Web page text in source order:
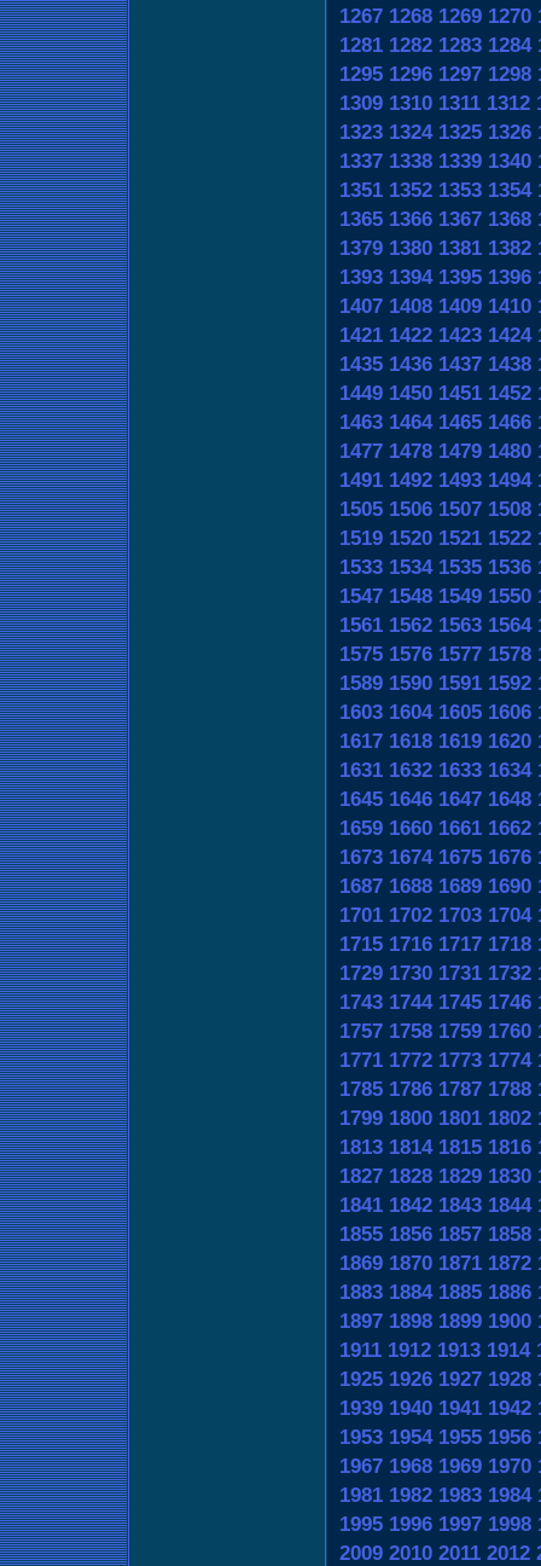
1267 1268 1269 1270
1281 1282 1283 1284
1295 1296 1297 1298
1309 1310 1311 1312
1323 1324 1325 1326
1337 1338 1339 1340
1351 1352 1353 1354
1365 1366 1367 1368
1379 1380 1381 1382
1393 1394 1395 1396
1407 1408 1409 1410
1421 1422 1423 1424
1435 1436 1437 1438
1449 1450 1451 1452
1463 1464 1465 1466
1477 1478 1479 1480
1491 1492 1493 1494
1505 1506 1507 1508
1519 1520 1521 1522
1533 1534 1535 1536
1547 1548 1549 1550
1561 1562 1563 1564
1575 1576 1577 1578
1589 1590 1591 1592
1603 1604 1605 1606
1617 1618 1619 1620
1631 1632 1633 1634
1645 1646 1647 1648
1659 1660 1661 1662
1673 1674 1675 1676
1687 1688 1689 1690
1701 1702 1703 1704
1715 1716 1717 1718
1729 1730 1731 1732
1743 1744 1745 1746
1757 1758 1759 1760
1771 1772 1773 1774
1785 1786 1787 1788
1799 1800 1801 1802
1813 1814 1815 1816
1827 1828 1829 1830
1841 1842 1843 1844
1855 1856 1857 1858
1869 1870 1871 1872
1883 1884 1885 1886
1897 1898 1899 1900
1911 1912 1913 1914
1925 1926 1927 1928
1939 1940 1941 1942
1953 1954 1955 1956
1967 1968 1969 1970
1981 1982 1983 1984
1995 1996 1997 1998
2009 2010 2011 2012